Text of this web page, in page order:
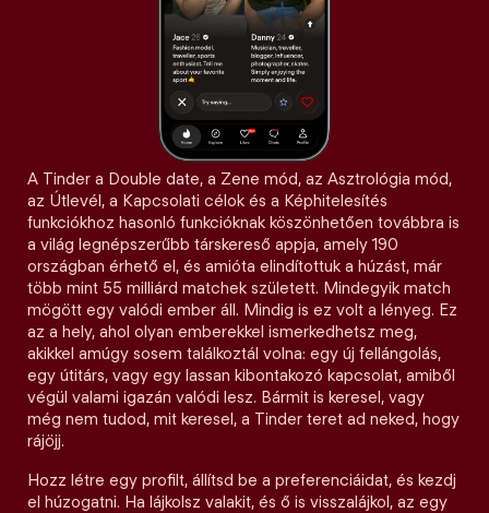
A Tinder a Double date, a Zene mód, az Asztrológia mód,
az Útlevél, a Kapcsolati célok és a Képhitelesítés
funkciókhoz hasonló funkcióknak köszönhetően továbbra is
a világ legnépszerűbb társkereső appja, amely 190
országban érhető el, és amióta elindítottuk a húzást, már
több mint 55 milliárd matchek született. Mindegyik match
mögött egy valódi ember áll. Mindig is ez volt a lényeg. Ez
az a hely, ahol olyan emberekkel ismerkedhetsz meg,
akikkel amúgy sosem találkoztál volna: egy új fellángolás,
egy útitárs, vagy egy lassan kibontakozó kapcsolat, amiből
végül valami igazán valódi lesz. Bármit is keresel, vagy
még nem tudod, mit keresel, a Tinder teret ad neked, hogy
rájöjj.
Hozz létre egy profilt, állítsd be a preferenciáidat, és kezdj
el húzogatni. Ha lájkolsz valakit, és ő is visszalájkol, az egy